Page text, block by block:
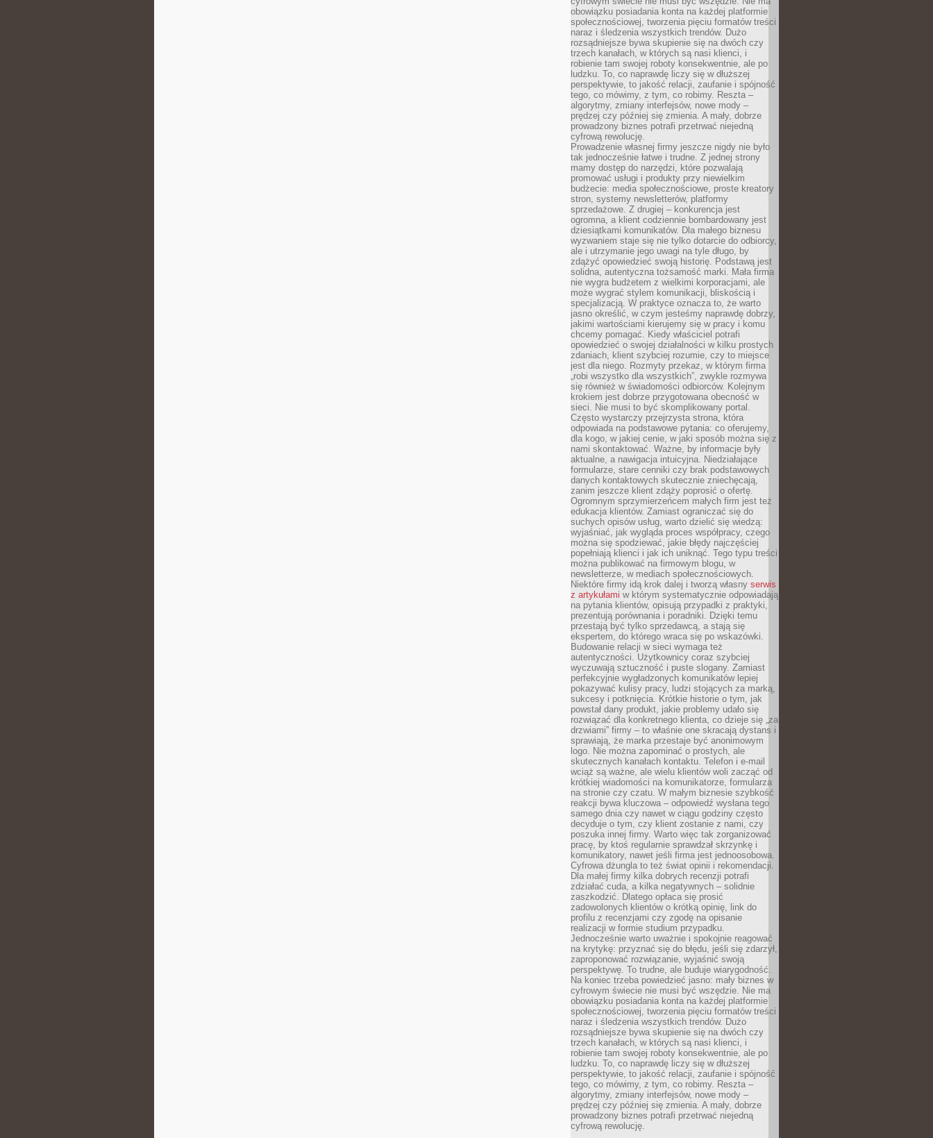
obowiązku posiadania konta na każdej platformie
społecznościowej, tworzenia pięciu formatów treści
naraz i śledzenia wszystkich trendów. Dużo
rozsądniejsze bywa skupienie się na dwóch czy
trzech kanałach, w których są nasi klienci, i
robienie tam swojej roboty konsekwentnie, ale po
ludzku. To, co naprawdę liczy się w dłuższej
perspektywie, to jakość relacji, zaufanie i spójność
tego, co mówimy, z tym, co robimy. Reszta –
algorytmy, zmiany interfejsów, nowe mody –
prędzej czy później się zmienia. A mały, dobrze
prowadzony biznes potrafi przetrwać niejedną
cyfrową rewolucję.
Prowadzenie własnej firmy jeszcze nigdy nie było
tak jednocześnie łatwe i trudne. Z jednej strony
mamy dostęp do narzędzi, które pozwalają
promować usługi i produkty przy niewielkim
budżecie: media społecznościowe, proste kreatory
stron, systemy newsletterów, platformy
sprzedażowe. Z drugiej – konkurencja jest
ogromna, a klient codziennie bombardowany jest
dziesiątkami komunikatów. Dla małego biznesu
wyzwaniem staje się nie tylko dotarcie do odbiorcy,
ale i utrzymanie jego uwagi na tyle długo, by
zdążyć opowiedzieć swoją historię. Podstawą jest
solidna, autentyczna tożsamość marki. Mała firma
nie wygra budżetem z wielkimi korporacjami, ale
może wygrać stylem komunikacji, bliskością i
specjalizacją. W praktyce oznacza to, że warto
jasno określić, w czym jesteśmy naprawdę dobrzy,
jakimi wartościami kierujemy się w pracy i komu
chcemy pomagać. Kiedy właściciel potrafi
opowiedzieć o swojej działalności w kilku prostych
zdaniach, klient szybciej rozumie, czy to miejsce
jest dla niego. Rozmyty przekaz, w którym firma
„robi wszystko dla wszystkich”, zwykle rozmywa
się również w świadomości odbiorców. Kolejnym
krokiem jest dobrze przygotowana obecność w
sieci. Nie musi to być skomplikowany portal.
Często wystarczy przejrzysta strona, która
odpowiada na podstawowe pytania: co oferujemy,
dla kogo, w jakiej cenie, w jaki sposób można się z
nami skontaktować. Ważne, by informacje były
aktualne, a nawigacja intuicyjna. Niedziałające
formularze, stare cenniki czy brak podstawowych
danych kontaktowych skutecznie zniechęcają,
zanim jeszcze klient zdąży poprosić o ofertę.
Ogromnym sprzymierzeńcem małych firm jest też
edukacja klientów. Zamiast ograniczać się do
suchych opisów usług, warto dzielić się wiedzą:
wyjaśniać, jak wygląda proces współpracy, czego
można się spodziewać, jakie błędy najczęściej
popełniają klienci i jak ich uniknąć. Tego typu treści
można publikować na firmowym blogu, w
newsletterze, w mediach społecznościowych.
Niektóre firmy idą krok dalej i tworzą własny serwis
z artykułami w którym systematycznie odpowiadają
na pytania klientów, opisują przypadki z praktyki,
prezentują porównania i poradniki. Dzięki temu
przestają być tylko sprzedawcą, a stają się
ekspertem, do którego wraca się po wskazówki.
Budowanie relacji w sieci wymaga też
autentyczności. Użytkownicy coraz szybciej
wyczuwają sztuczność i puste slogany. Zamiast
perfekcyjnie wygładzonych komunikatów lepiej
pokazywać kulisy pracy, ludzi stojących za marką,
sukcesy i potknięcia. Krótkie historie o tym, jak
powstał dany produkt, jakie problemy udało się
rozwiązać dla konkretnego klienta, co dzieje się „za
drzwiami” firmy – to właśnie one skracają dystans i
sprawiają, że marka przestaje być anonimowym
logo. Nie można zapominać o prostych, ale
skutecznych kanałach kontaktu. Telefon i e-mail
wciąż są ważne, ale wielu klientów woli zacząć od
krótkiej wiadomości na komunikatorze, formularza
na stronie czy czatu. W małym biznesie szybkość
reakcji bywa kluczowa – odpowiedź wysłana tego
samego dnia czy nawet w ciągu godziny często
decyduje o tym, czy klient zostanie z nami, czy
poszuka innej firmy. Warto więc tak zorganizować
pracę, by ktoś regularnie sprawdzał skrzynkę i
komunikatory, nawet jeśli firma jest jednoosobowa.
Cyfrowa dżungla to też świat opinii i rekomendacji.
Dla małej firmy kilka dobrych recenzji potrafi
zdziałać cuda, a kilka negatywnych – solidnie
zaszkodzić. Dlatego opłaca się prosić
zadowolonych klientów o krótką opinię, link do
profilu z recenzjami czy zgodę na opisanie
realizacji w formie studium przypadku.
Jednocześnie warto uważnie i spokojnie reagować
na krytykę: przyznać się do błędu, jeśli się zdarzył,
zaproponować rozwiązanie, wyjaśnić swoją
perspektywę. To trudne, ale buduje wiarygodność.
Na koniec trzeba powiedzieć jasno: mały biznes w
cyfrowym świecie nie musi być wszędzie. Nie ma
obowiązku posiadania konta na każdej platformie
społecznościowej, tworzenia pięciu formatów treści
naraz i śledzenia wszystkich trendów. Dużo
rozsądniejsze bywa skupienie się na dwóch czy
trzech kanałach, w których są nasi klienci, i
robienie tam swojej roboty konsekwentnie, ale po
ludzku. To, co naprawdę liczy się w dłuższej
perspektywie, to jakość relacji, zaufanie i spójność
tego, co mówimy, z tym, co robimy. Reszta –
algorytmy, zmiany interfejsów, nowe mody –
prędzej czy później się zmienia. A mały, dobrze
prowadzony biznes potrafi przetrwać niejedną
cyfrową rewolucję.